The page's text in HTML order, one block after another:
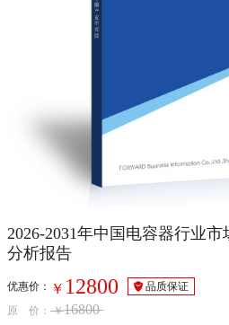
2026-2031年中国电容器行业
分析报告
优惠价： ￥ 12800
品质保证
原 价： ￥16800